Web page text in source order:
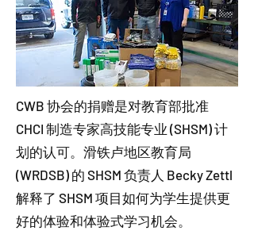
CWB 协会的捐赠是对教育部批准
CHCI 制造专家高技能专业 (SHSM) 计
划的认可。滑铁卢地区教育局
(WRDSB) 的 SHSM 负责人 Becky Zettl
解释了 SHSM 项目如何为学生提供更
好的体验和体验式学习机会。